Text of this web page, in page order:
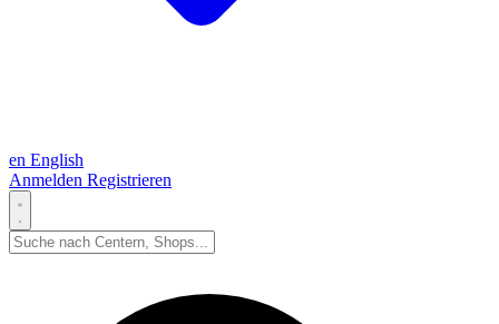
en English
Anmelden Registrieren